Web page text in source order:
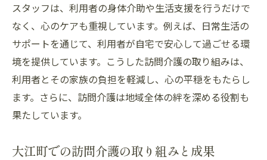
スタッフは、利用者の身体介助や生活支援を行うだけで
なく、心のケアも重視しています。例えば、日常生活の
サポートを通じて、利用者が自宅で安心して過ごせる環
境を提供しています。こうした訪問介護の取り組みは、
利用者とその家族の負担を軽減し、心の平穏をもたらし
ます。さらに、訪問介護は地域全体の絆を深める役割も
果たしています。
大江町での訪問介護の取り組みと成果